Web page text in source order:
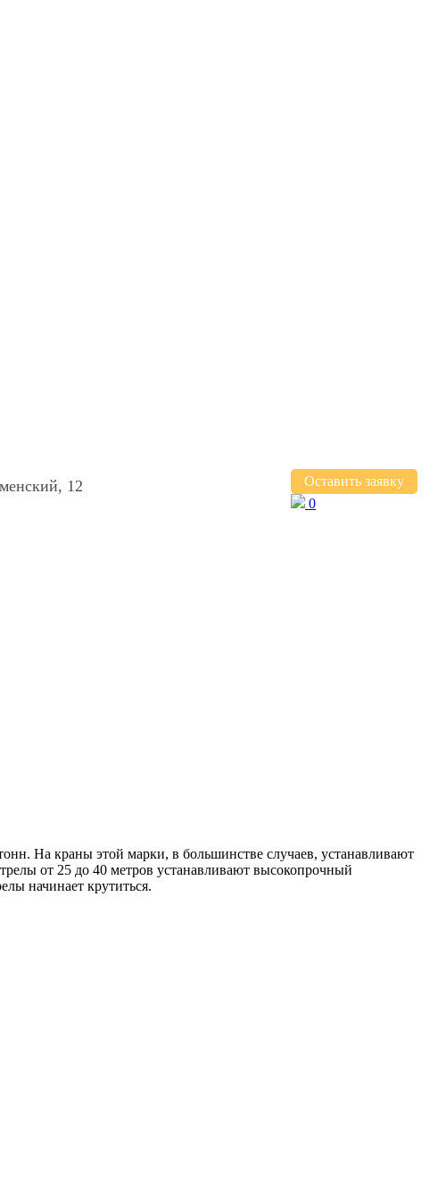
12
Оставить заявку
0
На краны этой марки, в большинстве случаев, устанавливают
от 25 до 40 метров устанавливают высокопрочный
начинает крутиться.